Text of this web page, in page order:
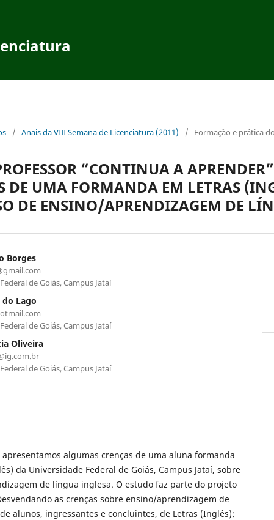
/ Anais da VIII Semana de Licenciatura (2011) / Formação e prática
“CONTINUA A
DE UMA FORMANDA EM LETRAS
DE ENSINO/APRENDIZAGEM DE
Borges
de Goiás, Campus Jataí
do Lago
de Goiás, Campus Jataí
Oliveira
de Goiás, Campus Jataí
algumas crenças de uma aluna formanda
da Universidade Federal de Goiás, Campus Jataí, sobre
de língua inglesa. O estudo faz parte do projeto
as crenças sobre ensino/aprendizagem de
alunos, ingressantes e concluintes, de Letras (Inglês):